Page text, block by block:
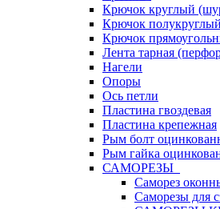
Крючок круглый
Крючок полукруглый
Крючок
Лента тарная
Нагели
Опоры
Ось петли
Пластина гвоздевая
Пластина крепежная
Рым болт
Рым гайка
САМОРЕЗЫ
Саморез
Саморезы для